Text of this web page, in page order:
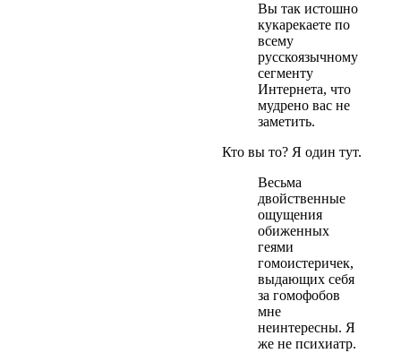
Вы так истошно
кукарекаете по
всему
русскоязычному
сегменту
Интернета, что
мудрено вас не
заметить.
Кто вы то? Я один тут.
Весьма
двойственные
ощущения
обиженных
геями
гомоистеричек,
выдающих себя
за гомофобов
мне
неинтересны. Я
же не психиатр.